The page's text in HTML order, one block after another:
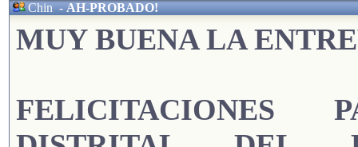
Chin-AH-PROBADO!
MUY BUENA LA
FELICITACIONES